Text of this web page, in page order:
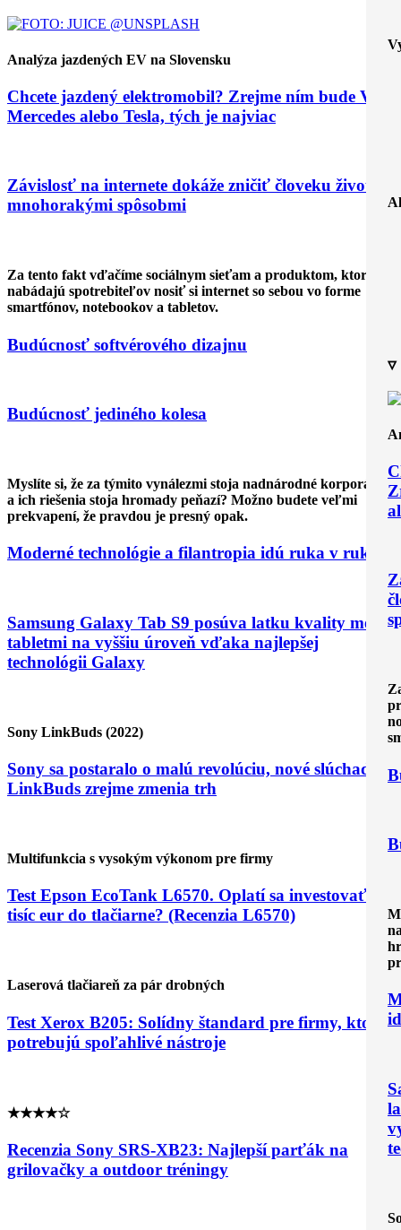
▿
Analýza jazdených EV na Slovensku
Chcete jazdený elektromobil? Zrejme ním bude VW,
Mercedes alebo Tesla, tých je najviac
Závislosť na internete dokáže zničiť človeku život
mnohorakými spôsobmi
Za tento fakt vďačíme sociálnym sieťam a produktom, ktoré
nabádajú spotrebiteľov nosiť si internet so sebou vo forme
smartfónov, notebookov a tabletov.
Budúcnosť softvérového dizajnu
Budúcnosť jediného kolesa
Myslíte si, že za týmito vynálezmi stoja nadnárodné korporácie
a ich riešenia stoja hromady peňazí? Možno budete veľmi
prekvapení, že pravdou je presný opak.
Moderné technológie a filantropia idú ruka v ruke
Samsung Galaxy Tab S9 posúva latku kvality medzi
tabletmi na vyššiu úroveň vďaka najlepšej
technológii Galaxy
Sony LinkBuds (2022)
Sony sa postaralo o malú revolúciu, nové slúchadlá
LinkBuds zrejme zmenia trh
Multifunkcia s vysokým výkonom pre firmy
Test Epson EcoTank L6570. Oplatí sa investovať
tisíc eur do tlačiarne? (Recenzia L6570)
Laserová tlačiareň za pár drobných
Test Xerox B205: Solídny štandard pre firmy, ktoré
potrebujú spoľahlivé nástroje
★★★★☆
Recenzia Sony SRS-XB23: Najlepší parťák na
grilovačky a outdoor tréningy